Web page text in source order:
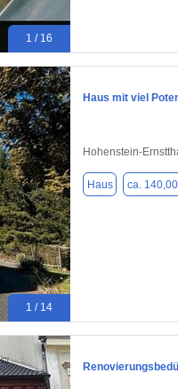
1 / 16
1 / 14
Haus mit viel
Hohenstein-
Haus ca. 140,00